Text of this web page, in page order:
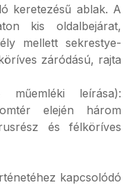
keretezésű ablak. A
kis oldalbejárat,
mellett sekrestye-
záródású, rajta
leírása):
elején három
és félköríves
kapcsolódó